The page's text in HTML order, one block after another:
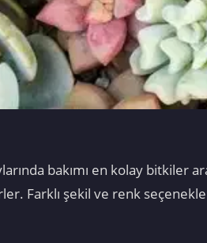
bakımı en kolay bitkiler
Farklı şekil ve renk